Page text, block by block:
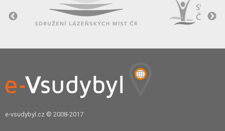
e-vsudybyl.cz © 2008-2017